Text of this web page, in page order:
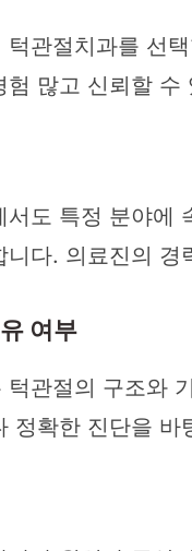
관절치과를 선
많고 신뢰할
서도 특정 분야에
다. 의료진의
여부
관절의 구조와
정확한 진단을